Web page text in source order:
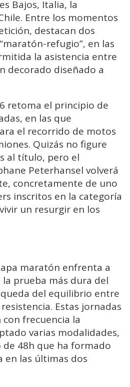
Bajos, Italia, la
Entre los momentos
destacan dos
refugio”, en las
la asistencia entre
decorado diseñado a
retoma el principio de
en las que
el recorrido de motos
Quizás no figure
al título, pero el
Peterhansel volverá
concretamente de uno
inscritos en la categoría
un resurgir en los
maratón enfrenta a
prueba más dura del
del equilibrio entre
Estas jornadas
frecuencia la
varias modalidades,
48h que ha formado
en las últimas dos